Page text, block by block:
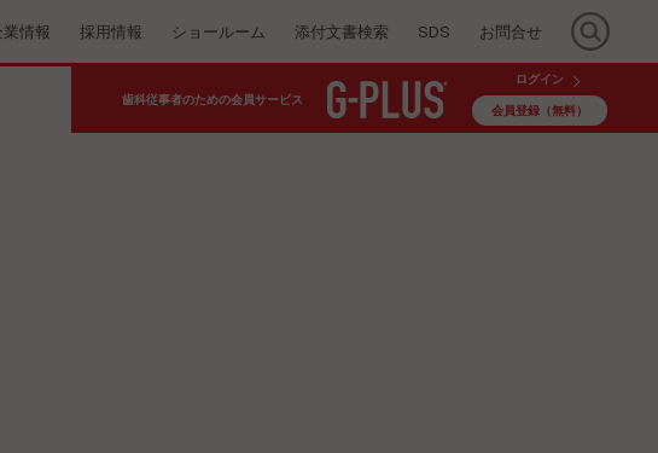
業情報 採用情報 ショールーム 添付文書検索 SDS お問合せ
歯科従事者のための会員サービス
ログイン
会員登録（無料）